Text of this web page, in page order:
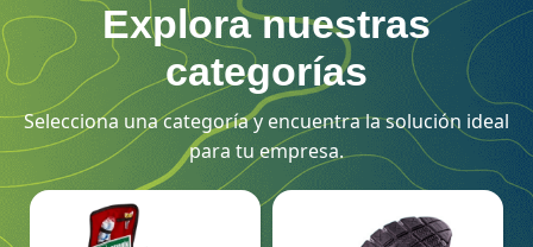
Explora nuestras
categorías
Selecciona una categoría y encuentra la solución ideal
para tu empresa.